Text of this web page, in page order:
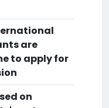
are
to apply for
on